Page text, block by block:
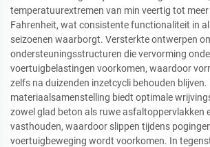
temperatuurextremen van min veertig tot
Fahrenheit, wat consistente functionaliteit in
seizoenen waarborgt. Versterkte ontwerpen
ondersteuningsstructuren die vervorming
voertuigbelastingen voorkomen, waardoor
zelfs na duizenden inzetcycli behouden blijven.
materiaalsamenstelling biedt optimale
zowel glad beton als ruwe asfaltoppervlakken
vasthouden, waardoor slippen tijdens
voertuigbeweging wordt voorkomen. In